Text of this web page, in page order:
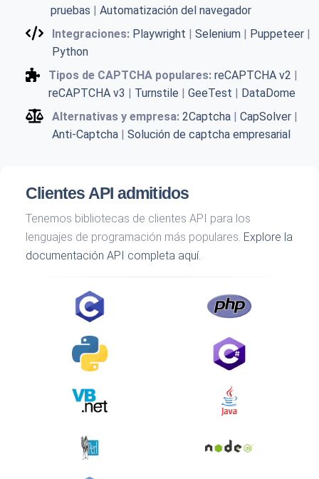
pruebas | Automatización del navegador
Integraciones: Playwright | Selenium | Puppeteer |
Python
Tipos de CAPTCHA populares: reCAPTCHA v2 |
reCAPTCHA v3 | Turnstile | GeeTest | DataDome
Alternativas y empresa: 2Captcha | CapSolver |
Anti-Captcha | Solución de captcha empresarial
Clientes API admitidos
Tenemos bibliotecas de clientes API para los
lenguajes de programación más populares. Explore la
documentación API completa aquí.